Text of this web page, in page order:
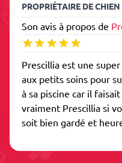
PROPRIÉTAIRE DE CHIEN
Son avis à propos de
Prescillia est une
aux petits soins pour
à sa piscine car il
vraiment Prescillia si
soit bien gardé et